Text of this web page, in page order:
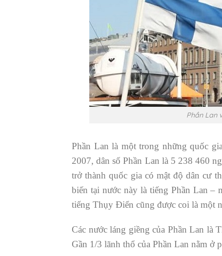
Phần Lan
Phần Lan là một trong những quốc
2007, dân số Phần Lan là 5 238 460
trở thành quốc gia có mật độ dân cư
biến tại nước này là tiếng Phần Lan
tiếng Thụy Điển cũng được coi là một
Các nước láng giềng của Phần Lan là
Gần 1/3 lãnh thổ của Phần Lan nằm ở